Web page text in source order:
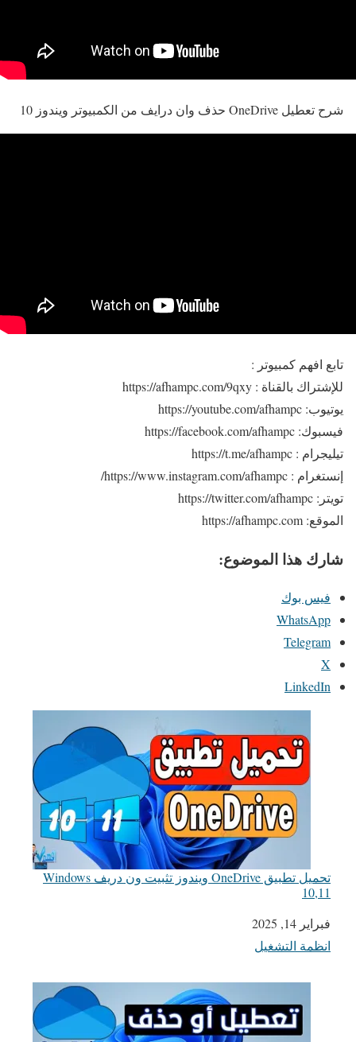
شرح تعطيل OneDrive حذف وان درايف من الكمبيوتر ويندوز 10
تابع افهم كمبيوتر :
للإشتراك بالقناة : https://afhampc.com/9qxy
يوتيوب: https://youtube.com/afhampc
فيسبوك: https://facebook.com/afhampc
تيليجرام : https://t.me/afhampc
إنستغرام : https://www.instagram.com/afhampc/
تويتر: https://twitter.com/afhampc
الموقع: https://afhampc.com
شارك هذا الموضوع:
فيس بوك
WhatsApp
Telegram
X
LinkedIn
تحميل تطبيق OneDrive ويندوز تثبيت ون دريف Windows
10,11
التاريخ
فبراير 14, 2025
في ما يتعلق بما يأتي
انظمة التشغيل